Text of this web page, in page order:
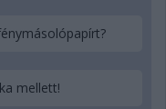
mellett!